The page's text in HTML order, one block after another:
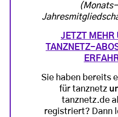
JETZT MEHR
TANZNETZ-
Sie haben bereits
für tanznetz
tanznetz.de
registriert? Dann